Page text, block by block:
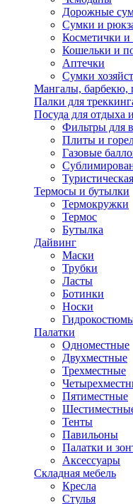
Дорожные
Сумки и
Косметички и
Кошельки и
Аптечки
Сумки
Мангалы, барбекю,
Палки для
Посуда для отдыха
Фильтры для
Плиты и
Газовые
Термосы и бутылки
Термокружки
Термос
Бутылка
Дайвинг
Маски
Трубки
Ласты
Ботинки
Носки
Палатки
Одноместные
Двухместные
Трехместные
Пятиместные
Тенты
Павильоны
Палатки и
Аксессуары
Складная мебель
Кресла
Стулья